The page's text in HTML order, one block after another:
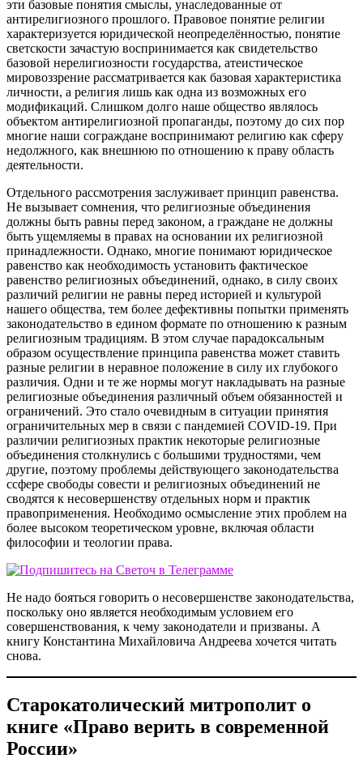
эти базовые понятия смыслы, унаследованные от
антирелигиозного прошлого. Правовое понятие религии
характеризуется юридической неопределённостью, понятие
светскости зачастую воспринимается как свидетельство
базовой нерелигиозности государства, атеистическое
мировоззрение рассматривается как базовая характеристика
личности, а религия лишь как одна из возможных его
модификаций. Слишком долго наше общество являлось
объектом антирелигиозной пропаганды, поэтому до сих пор
многие наши сограждане воспринимают религию как сферу
недолжного, как внешнюю по отношению к праву область
деятельности.
Отдельного рассмотрения заслуживает принцип равенства.
Не вызывает сомнения, что религиозные объединения
должны быть равны перед законом, а граждане не должны
быть ущемляемы в правах на основании их религиозной
принадлежности. Однако, многие понимают юридическое
равенство как необходимость установить фактическое
равенство религиозных объединений, однако, в силу своих
различий религии не равны перед историей и культурой
нашего общества, тем более дефективны попытки применять
законодательство в едином формате по отношению к разным
религиозным традициям. В этом случае парадоксальным
образом осуществление принципа равенства может ставить
разные религии в неравное положение в силу их глубокого
различия. Одни и те же нормы могут накладывать на разные
религиозные объединения различный объем обязанностей и
ограничений. Это стало очевидным в ситуации принятия
ограничительных мер в связи с пандемией COVID-19. При
различии религиозных практик некоторые религиозные
объединения столкнулись с большими трудностями, чем
другие, поэтому проблемы действующего законодательства
ссфере свободы совести и религиозных объединений не
сводятся к несовершенству отдельных норм и практик
правоприменения. Необходимо осмысление этих проблем на
более высоком теоретическом уровне, включая области
философии и теологии права.
Не надо бояться говорить о несовершенстве законодательства,
поскольку оно является необходимым условием его
совершенствования, к чему законодатели и призваны. А
книгу Константина Михайловича Андреева хочется читать
снова.
Старокатолический митрополит о
книге «Право верить в современной
России»